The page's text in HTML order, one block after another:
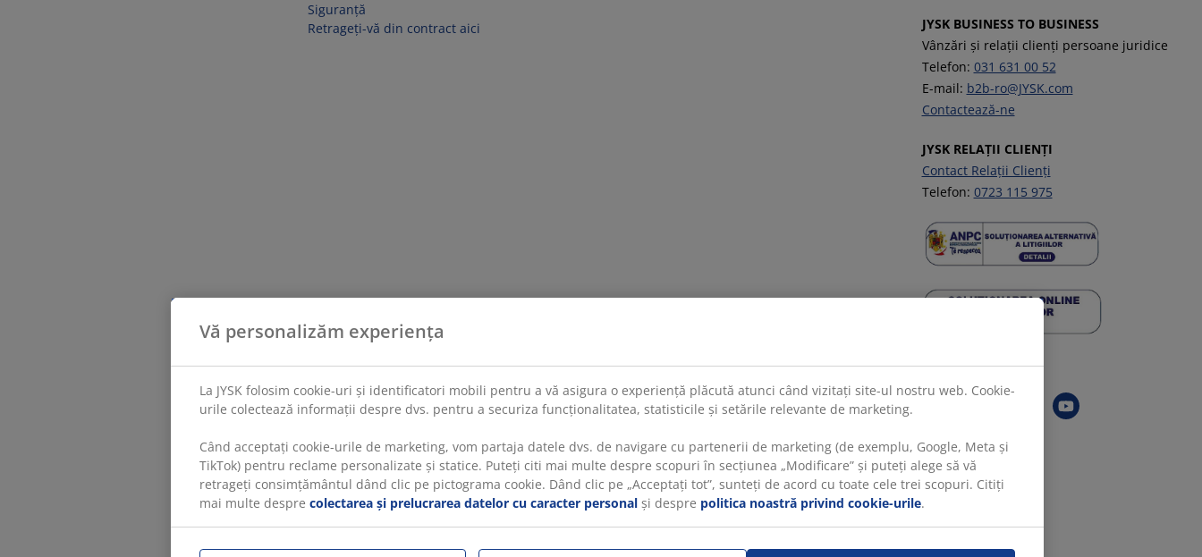
Siguranță
Retrageți-vă din contract aici
JYSK BUSINESS TO BUSINESS
Vânzări și relații clienți persoane juridice
Telefon: 031 631 00 52
E-mail: b2b-ro@JYSK.com
Contactează-ne
JYSK RELAȚII CLIENȚI
Contact Relații Clienți
Telefon: 0723 115 975
Urmărește JYSK
Vă personalizăm experiența
La JYSK folosim cookie-uri și identificatori mobili pentru a vă asigura o experiență plăcută atunci când vizitați site-ul nostru web. Cookie-
urile colectează informații despre dvs. pentru a securiza funcționalitatea, statisticile și setările relevante de marketing.
Când acceptați cookie-urile de marketing, vom partaja datele dvs. de navigare cu partenerii de marketing (de exemplu, Google, Meta și
TikTok) pentru reclame personalizate și statice. Puteți citi mai multe despre scopuri în secțiunea „Modificare” și puteți alege să vă
retrageți consimțământul dând clic pe pictograma cookie. Dând clic pe „Acceptați tot”, sunteți de acord cu toate cele trei scopuri. Citiți
mai multe despre colectarea și prelucrarea datelor cu caracter personal și despre politica noastră privind cookie-urile.